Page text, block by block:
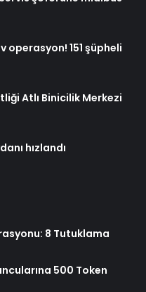
operasyon! 151 şüpheli
Atlı Binicilik Merkezi
hızlandı
8 Tutuklama
500 Token